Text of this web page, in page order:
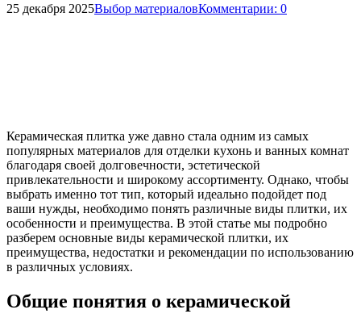
25 декабря 2025Выбор материаловКомментарии: 0
Керамическая плитка уже давно стала одним из самых
популярных материалов для отделки кухонь и ванных комнат
благодаря своей долговечности, эстетической
привлекательности и широкому ассортименту. Однако, чтобы
выбрать именно тот тип, который идеально подойдет под
ваши нужды, необходимо понять различные виды плитки, их
особенности и преимущества. В этой статье мы подробно
разберем основные виды керамической плитки, их
преимущества, недостатки и рекомендации по использованию
в различных условиях.
Общие понятия о керамической